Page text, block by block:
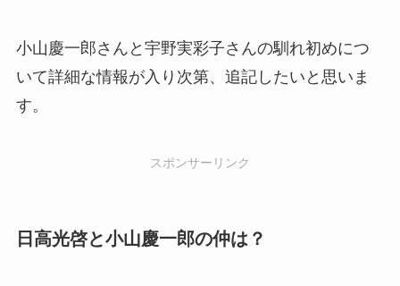
小山慶一郎さんと宇野実彩子さんの馴れ初めにつ
いて詳細な情報が入り次第、追記したいと思いま
す。
スポンサーリンク
日高光啓と小山慶一郎の仲は？